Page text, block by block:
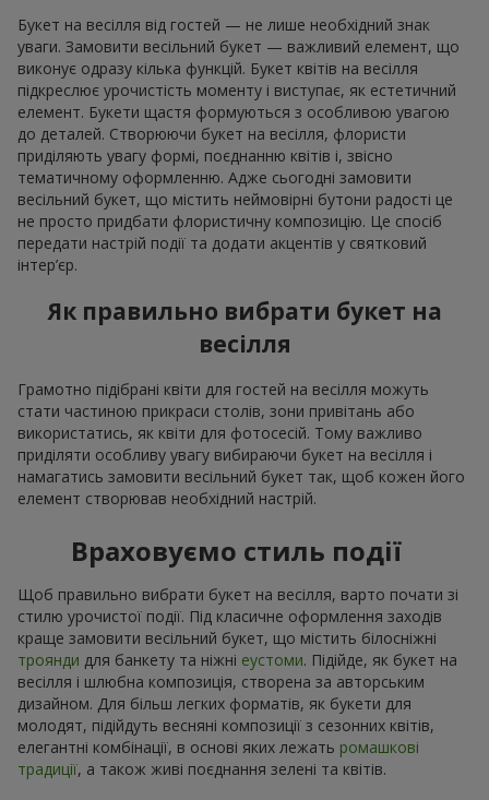
Букет на весілля від гостей — не лише необхідний знак
уваги. Замовити весільний букет — важливий елемент, що
виконує одразу кілька функцій. Букет квітів на весілля
підкреслює урочистість моменту і виступає, як естетичний
елемент. Букети щастя формуються з особливою увагою
до деталей. Створюючи букет на весілля, флористи
приділяють увагу формі, поєднанню квітів і, звісно
тематичному оформленню. Адже сьогодні замовити
весільний букет, що містить неймовірні бутони радості це
не просто придбати флористичну композицію. Це спосіб
передати настрій події та додати акцентів у святковий
інтер’єр.
Як правильно вибрати букет на
весілля
Грамотно підібрані квіти для гостей на весілля можуть
стати частиною прикраси столів, зони привітань або
використатись, як квіти для фотосесій. Тому важливо
приділяти особливу увагу вибираючи букет на весілля і
намагатись замовити весільний букет так, щоб кожен його
елемент створював необхідний настрій.
Враховуємо стиль події
Щоб правильно вибрати букет на весілля, варто почати зі
стилю урочистої події. Під класичне оформлення заходів
краще замовити весільний букет, що містить білосніжні
троянди для банкету та ніжні еустоми. Підійде, як букет на
весілля і шлюбна композиція, створена за авторським
дизайном. Для більш легких форматів, як букети для
молодят, підійдуть весняні композиції з сезонних квітів,
елегантні комбінації, в основі яких лежать ромашкові
традиції, а також живі поєднання зелені та квітів.